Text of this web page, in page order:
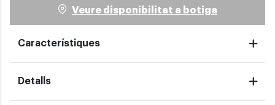
Veure disponibilitat a botiga
Característiques
Detalls